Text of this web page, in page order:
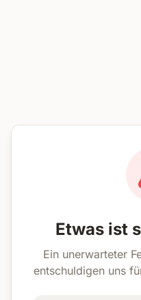
Etwas ist
Ein unerwarteter
entschuldigen uns